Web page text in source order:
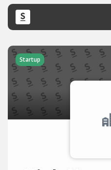
Startup